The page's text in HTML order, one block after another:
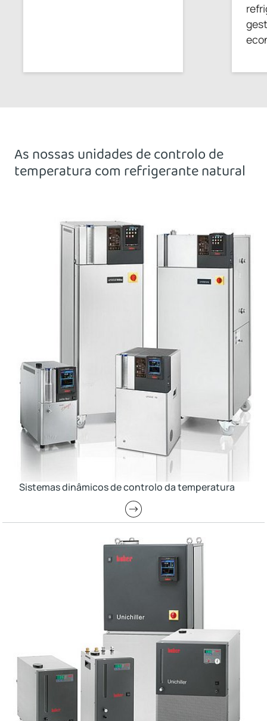
As nossas unidades de controlo de
temperatura com refrigerante natural
Sistemas dinâmicos de controlo da temperatura